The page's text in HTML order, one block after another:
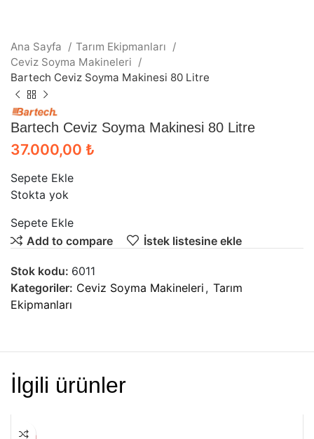
Ana Sayfa
Tarım Ekipmanları
Ceviz Soyma Makineleri
Bartech Ceviz Soyma Makinesi 80 Litre
Bartech Ceviz Soyma Makinesi 80 Litre
37.000,00 ₺
Sepete Ekle
Stokta yok
Sepete Ekle
Add to compare
İstek listesine ekle
Stok kodu: 6011
Kategoriler: Ceviz Soyma Makineleri , Tarım
Ekipmanları
İlgili ürünler